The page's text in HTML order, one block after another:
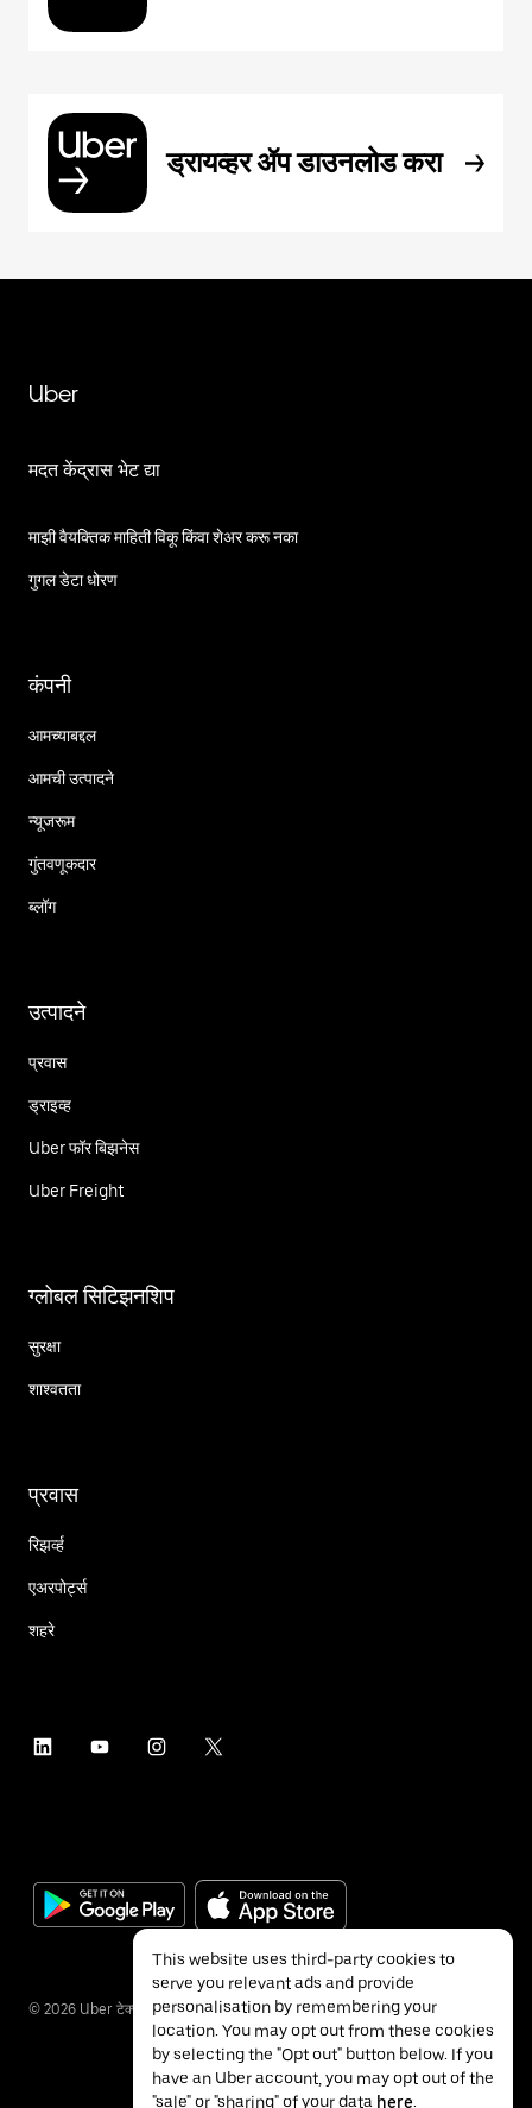
ड्रायव्हर ॲप डाउनलोड करा
Uber
मदत केंद्रास भेट द्या
माझी वैयक्तिक माहिती विकू किंवा शेअर करू नका
गुगल डेटा धोरण
कंपनी
आमच्याबद्दल
आमची उत्पादने
न्यूजरूम
गुंतवणूकदार
ब्लॉग
उत्पादने
प्रवास
ड्राइव्ह
Uber फॉर बिझनेस
Uber Freight
ग्लोबल सिटिझनशिप
सुरक्षा
शाश्वतता
प्रवास
रिझर्व्ह
एअरपोर्ट्स
शहरे
© 2026 Uber टेक्नॉलॉजीज इंक.
This website uses third-party cookies to
serve you relevant ads and provide
personalisation by remembering your
location. You may opt out from these cookies
by selecting the "Opt out" button below. If you
have an Uber account, you may opt out of the
"sale" or "sharing" of your data here.